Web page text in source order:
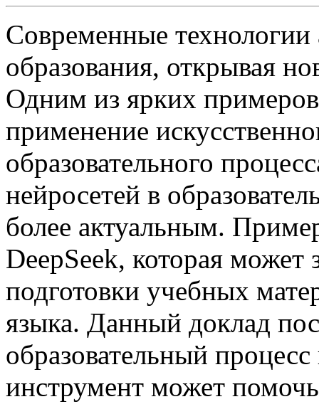
Современные
образования, открывая
Одним из ярких примеров
применение
образовательного
нейросетей в
более актуальным.
DeepSeek, которая может
подготовки учебных
языка. Данный доклад
образовательный процесс
инструмент может